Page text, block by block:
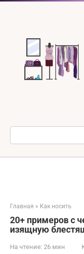
Перейти
Поиск:
Главная » Как носить
20+ примеров с
изящную
На чтение: 26 мин